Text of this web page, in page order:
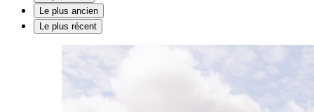
Le plus ancien
Le plus récent